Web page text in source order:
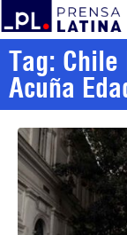
Tag: Chile
Acuña